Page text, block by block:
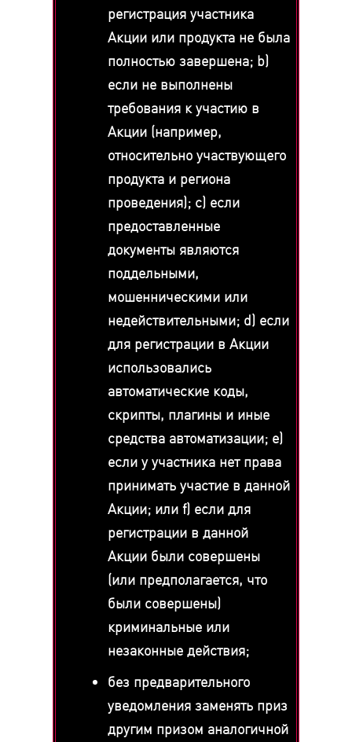
регистрация участника
Акции или продукта не была
полностью завершена; b)
если не выполнены
требования к участию в
Акции (например,
относительно участвующего
продукта и региона
проведения); c) если
предоставленные
документы являются
поддельными,
мошенническими или
недействительными; d) если
для регистрации в Акции
использовались
автоматические коды,
скрипты, плагины и иные
средства автоматизации; e)
если у участника нет права
принимать участие в данной
Акции; или f) если для
регистрации в данной
Акции были совершены
(или предполагается, что
были совершены)
криминальные или
незаконные действия;
без предварительного
уведомления заменять приз
другим призом аналогичной